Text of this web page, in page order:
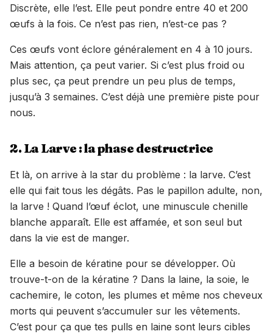
Discrète, elle l’est. Elle peut pondre entre 40 et 200
œufs à la fois. Ce n’est pas rien, n’est-ce pas ?
Ces œufs vont éclore généralement en 4 à 10 jours.
Mais attention, ça peut varier. Si c’est plus froid ou
plus sec, ça peut prendre un peu plus de temps,
jusqu’à 3 semaines. C’est déjà une première piste pour
nous.
2. La Larve : la phase destructrice
Et là, on arrive à la star du problème : la larve. C’est
elle qui fait tous les dégâts. Pas le papillon adulte, non,
la larve ! Quand l’œuf éclot, une minuscule chenille
blanche apparaît. Elle est affamée, et son seul but
dans la vie est de manger.
Elle a besoin de kératine pour se développer. Où
trouve-t-on de la kératine ? Dans la laine, la soie, le
cachemire, le coton, les plumes et même nos cheveux
morts qui peuvent s’accumuler sur les vêtements.
C’est pour ça que tes pulls en laine sont leurs cibles